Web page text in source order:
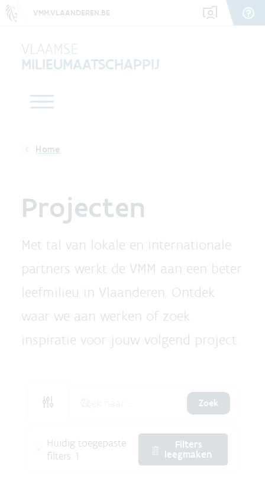
VMM.VLAANDEREN.BE
VLAAMSE
MILIEUMAATSCHAPPIJ
Projecten
Met tal van lokale en internationale
partners werkt de VMM aan een beter
leefmilieu in Vlaanderen. Ontdek
waar we aan werken of zoek
inspiratie voor jouw volgend project.
Zoek
Huidig toegepaste
filters: 1
Filters
leegmaken